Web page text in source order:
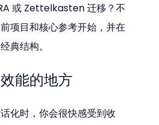
或 Zettelkasten 迁移？不
项目和核心参考开始，并在
典结构。
能的地方
化时，你会很快感受到收